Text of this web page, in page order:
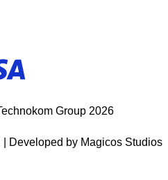
Group 2026
| Developed by Magicos Studios